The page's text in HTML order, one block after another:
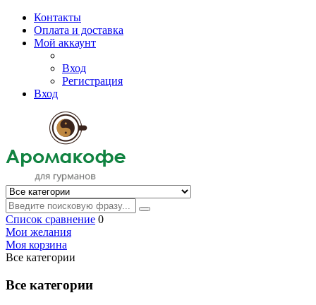
Контакты
Оплата и доставка
Мой аккаунт
Вход
Регистрация
Вход
Список сравнение 0
Мои желания
Моя корзина
Все категории
Все категории